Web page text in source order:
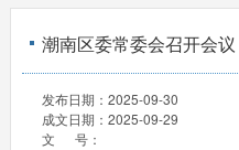
潮南区委常委会召开会议
发布日期： 2025-09-30
成文日期： 2025-09-29
文 号：